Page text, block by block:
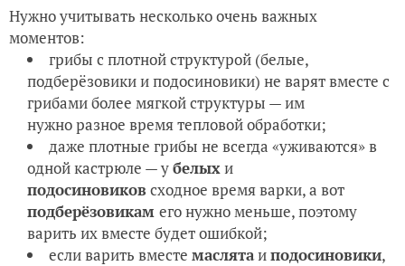
Нужно учитывать несколько очень важных
моментов:
грибы с плотной структурой (белые,
подберёзовики и подосиновики) не варят вместе с
грибами более мягкой структуры — им
нужно разное время тепловой обработки;
даже плотные грибы не всегда «уживаются» в
одной кастрюле — убелыхи
подосиновиков сходное время варки, а вот
подберёзовикам его нужно меньше, поэтому
варить их вместе будет ошибкой;
если варить вместе маслятаиподосиновики,